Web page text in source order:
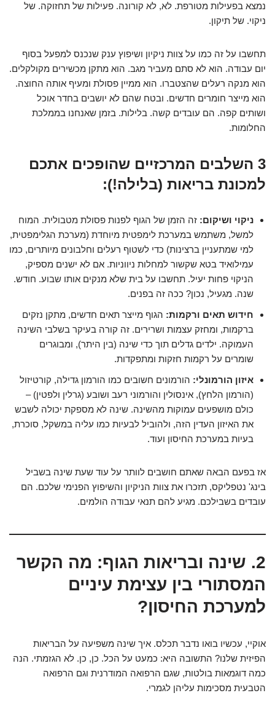
נמצא בפעילות מטורפת. לא, לא קורונה. פעילות של תחזוקה. של
ניקוי. של תיקון.
תחשבו על זה כמו על צוות ניקיון ושיפוץ ענק שנכנס למפעל בסוף
יום עבודה. הוא לא סתם מעביר מגב. הוא מתקן מכשירים מקולקלים.
הוא מנקה רעלים שהצטברו. הוא ממיין פסולת ומעיף אותה החוצה.
הוא מייצר חומרים חדשים. ובטח שהם לא יושבים בחדר אוכל
ושותים קפה. הם עובדים קשה. בלילות. בזמן שאנחנו בממלכת
החלומות.
3 השלבים המרכזיים שהופכים אתכם
למכונת בריאות (בלילה!):
ניקוי ושיקום: זה הזמן של הגוף לפנות פסולת מטבולית. המוח
למשל, משתמש במערכת לימפטית מיוחדת (מערכת הגלימפטית,
למי שמתעניין ברצינות) כדי לשטוף רעלים וחלבונים מיותרים, כמו
עמילואיד בטא שקשור למחלות ניווניות. אם לא ישנים מספיק,
הניקוי פחות יעיל. תחשבו על בית שלא מנקים אותו שבוע. חודש.
שנה. מגעיל, נכון? ככה זה בפנים.
חידוש תאים ורקמות: הגוף מייצר תאים חדשים, מתקן נזקים
ברקמות, ומחזק עצמות ושרירים. זה קורה בעיקר בשלבי השינה
העמוקה. ילדים גדלים תוך כדי שינה (בין היתר), ומבוגרים
שומרים על רקמות חזקות ומתפקדות.
איזון הורמונלי: הורמונים חשובים כמו הורמון גדילה, קורטיזול
(הורמון הלחץ), אינסולין והורמוני רעב ושובע (גרלין ולפטין) –
כולם מושפעים עמוקות מהשינה. שינה לא מספקת יכולה לשבש
את האיזון העדין הזה, ולהוביל לבעיות כמו עליה במשקל, סוכרת,
בעיות במערכת החיסון ועוד.
אז בפעם הבאה שאתם חושבים לוותר על עוד שעת שינה בשביל
בינג' נטפליקס, תזכרו את צוות הניקיון והשיפוץ הפנימי שלכם. הם
עובדים בשבילכם. מגיע להם תנאי עבודה הולמים.
2. שינה ובריאות הגוף: מה הקשר
המסתורי בין עצימת עיניים
למערכת החיסון?
אוקיי, עכשיו בואו נדבר תכלס. איך שינה משפיעה על הבריאות
הפיזית שלנו? התשובה היא: כמעט על הכל. כן, כן. לא הגזמתי. הנה
כמה דוגמאות בולטות, שגם הרפואה המודרנית וגם הרפואה
הטבעית מסכימות עליהן לגמרי.